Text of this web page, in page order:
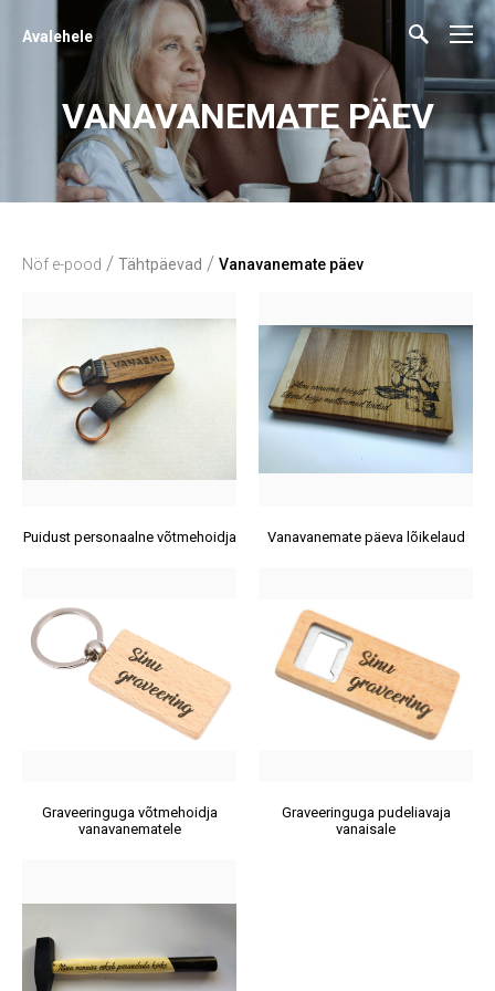
Avalehele
VANAVANEMATE PÄEV
Nöf e-pood / Tähtpäevad / Vanavanemate päev
Puidust personaalne võtmehoidja Vanavanemate päeva lõikelaud
Graveeringuga võtmehoidja
vanavanematele
Graveeringuga pudeliavaja
vanaisale